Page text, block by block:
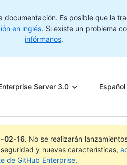
Es posible que la
en inglés. Si existe un problema
infórmanos.
Server 3.0 Español
02-16. No se realizarán
y nuevas características,
de GitHub Enterprise.